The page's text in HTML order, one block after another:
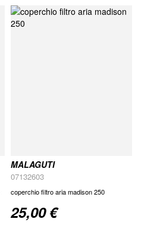
MALAGUTI
07132603
coperchio filtro aria madison 250
25,00 €